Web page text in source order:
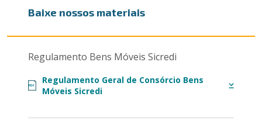
Baixe nossos materiais
Regulamento Bens Móveis Sicredi
Regulamento Geral de Consórcio Bens
Móveis Sicredi
PDF